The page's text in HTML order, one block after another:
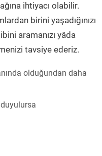
ihtiyacı olabilir.
birini yaşadığınızı
aramanızı yâda
tavsiye ederiz.
olduğundan daha
duyulursa